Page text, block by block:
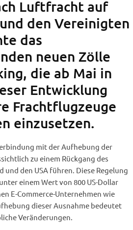
Luftfracht auf
den Vereinigten
das
neuen Zölle
die ab Mai in
Entwicklung
Frachtflugzeuge
einzusetzen.
mit der Aufhebung der
zu einem Rückgang des
den USA führen. Diese Regelung
einem Wert von 800 US-Dollar
E-Commerce-Unternehmen wie
dieser Ausnahme bedeutet
Veränderungen.